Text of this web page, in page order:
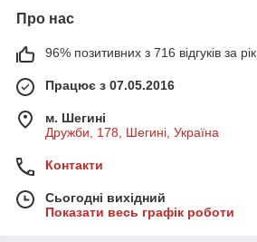
Про нас
96% позитивних з 716 відгуків за рік
Працює з 07.05.2016
м. Шегині
Дружби, 178, Шегині, Україна
Контакти
Сьогодні вихідний
Показати весь графік роботи